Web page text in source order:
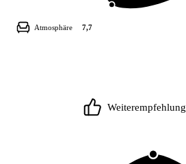
Atmosphäre 7,7
Weiterempfehlung